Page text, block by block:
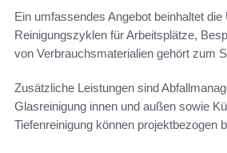
Ein umfassendes Angebot beinhaltet
Reinigungszyklen für Arbeitsplätze,
von Verbrauchsmaterialien gehört zum
Zusätzliche Leistungen sind
Glasreinigung innen und außen sowie
Tiefenreinigung können projektbezogen